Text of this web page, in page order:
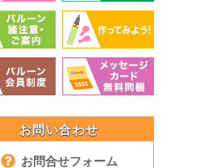
お問い合わせ
お問合せフォーム